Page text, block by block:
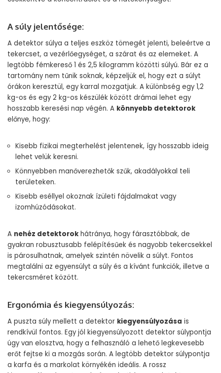
A súly jelentősége:
A detektor súlya a teljes eszköz tömegét jelenti, beleértve a
tekercset, a vezérlőegységet, a szárat és az elemeket. A
legtöbb fémkereső 1 és 2,5 kilogramm közötti súlyú. Bár ez a
tartomány nem tűnik soknak, képzeljük el, hogy ezt a súlyt
órákon keresztül, egy karral mozgatjuk. A különbség egy 1,2
kg-os és egy 2 kg-os készülék között drámai lehet egy
hosszabb keresési nap végén. A könnyebb detektorok
előnye, hogy:
Kisebb fizikai megterhelést jelentenek, így hosszabb ideig
lehet velük keresni.
Könnyebben manőverezhetők szűk, akadályokkal teli
területeken.
Kisebb eséllyel okoznak ízületi fájdalmakat vagy
izomhúzódásokat.
A nehéz detektorok hátránya, hogy fárasztóbbak, de
gyakran robusztusabb felépítésűek és nagyobb tekercsekkel
is párosulhatnak, amelyek szintén növelik a súlyt. Fontos
megtalálni az egyensúlyt a súly és a kívánt funkciók, illetve a
tekercsméret között.
Ergonómia és kiegyensúlyozás:
A puszta súly mellett a detektor kiegyensúlyozása is
rendkívül fontos. Egy jól kiegyensúlyozott detektor súlypontja
úgy van elosztva, hogy a felhasználó a lehető legkevesebb
erőt fejtse ki a mozgás során. A legtöbb detektor súlypontja
a karfa és a markolat környékén ideális. A rossz